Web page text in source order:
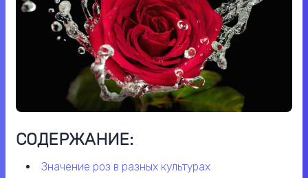
СОДЕРЖАНИЕ:
значение роз в разных культурах